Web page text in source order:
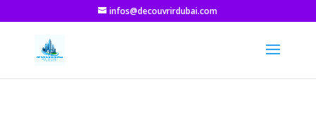
infos@decouvrirdubai.com